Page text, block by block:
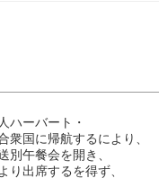
ハーバート・
衆国に帰航するにより、
別午餐会を開き、
り出席するを得ず、